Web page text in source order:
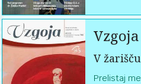
V
Prelistaj me